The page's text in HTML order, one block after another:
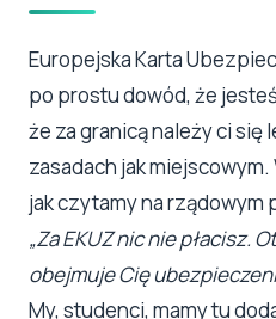
Europejska Karta
po prostu dowód, że
że za granicą należy ci się
zasadach jak
jak czytamy na
„Za EKUZ nic nie płacisz.
obejmuje Cię
My, studenci, mamy tu